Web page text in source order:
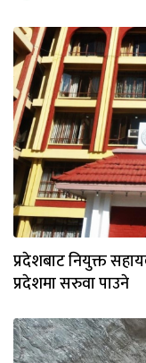
प्रदेशबाट नियुक्त
प्रदेशमा सरुवा पाउने